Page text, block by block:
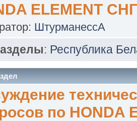
ELEMENT
ШтурманессА
: Республика
по HONDA